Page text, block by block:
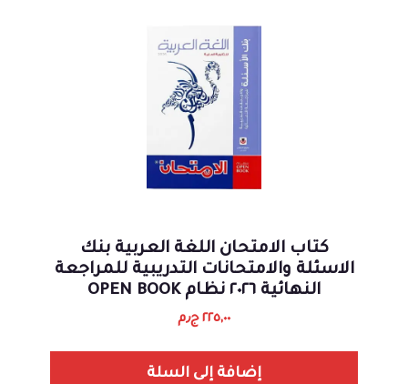
كتاب الامتحان اللغة العربية بنك
الاسئلة والامتحانات التدريبية للمراجعة
النهائية ٢٠٢٦ نظام OPEN BOOK
٢٢٥,٠٠ ج٫م
إضافة إلى السلة